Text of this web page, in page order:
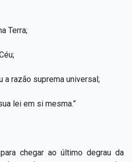
Terra;
a razão suprema universal;
lei em si mesma.”
chegar ao último degrau da